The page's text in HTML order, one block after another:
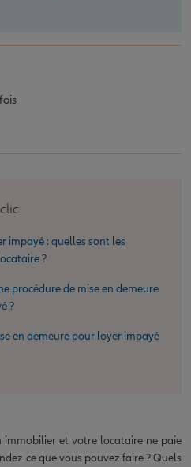
impayé : quelles sont les
?
procédure de mise en demeure
?
en demeure pour loyer impayé
immobilier et votre locataire ne paie
ce que vous pouvez faire ? Quels